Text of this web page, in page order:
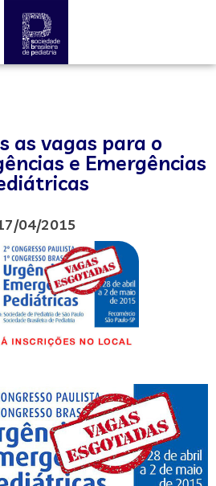
as vagas para o
e Emergências
04/2015